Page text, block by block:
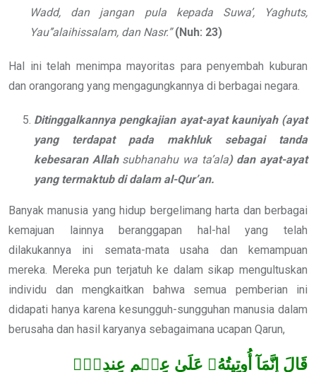
Wadd, dan jangan pula kepada Suwa’, Yaghuts,
Yau’’alaihissalam, dan Nasr.”(Nuh: 23)
Hal ini telah menimpa mayoritas para penyembah kuburan
dan orangorang yang mengagungkannya di berbagai negara.
Ditinggalkannya pengkajian ayat-ayat kauniyah (ayat
yang terdapat pada makhluk sebagai tanda
kebesaran Allah subhanahu wa ta’ala) dan ayat-ayat
yang termaktub di dalam al-Qur’an.
Banyak manusia yang hidup bergelimang harta dan berbagai
kemajuan lainnya beranggapan hal-hal yang telah
dilakukannya ini semata-mata usaha dan kemampuan
mereka. Mereka pun terjatuh ke dalam sikap mengultuskan
individu dan mengkaitkan bahwa semua pemberian ini
didapati hanya karena kesungguh-sungguhan manusia dalam
berusaha dan hasil karyanya sebagaimana ucapan Qarun,
قَالَ إِنَّمَآ أُوتِيتُهُۥ عَلَىٰ عِلۡمٍ عِندِيٓۚ